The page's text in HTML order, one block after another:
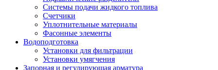
Системы подачи жидкого топлива
Счетчики
Уплотнительные материалы
Фасонные элементы
Водоподготовка
Установки для фильтрации
Установки умягчения
Запорная и регулирующая арматура